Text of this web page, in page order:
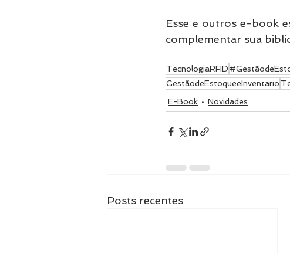
Esse e outros e-book
complementar sua
TecnologiaRFID
GestãodeEstoqueeInventario
E-Book
Novidades
Posts recentes